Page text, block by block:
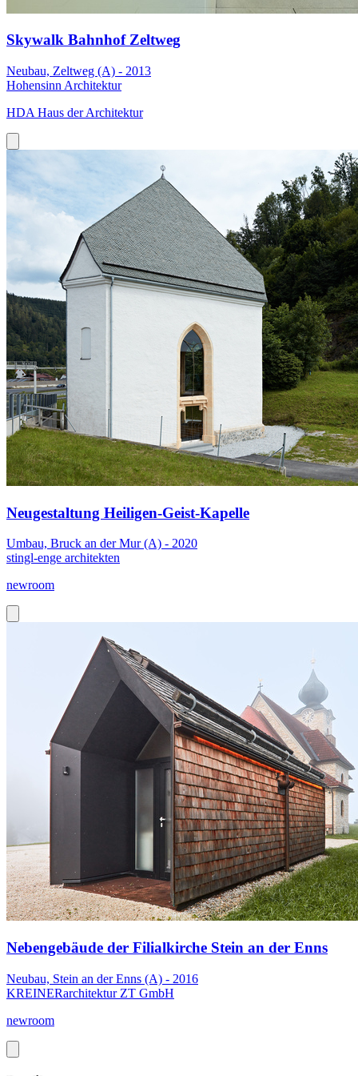
Skywalk Bahnhof Zeltweg
Neubau, Zeltweg (A) - 2013
Hohensinn Architektur
HDA Haus der Architektur
Neugestaltung Heiligen-Geist-Kapelle
Umbau, Bruck an der Mur (A) - 2020
stingl-enge architekten
newroom
Nebengebäude der Filialkirche Stein an der Enns
Neubau, Stein an der Enns (A) - 2016
KREINERarchitektur ZT GmbH
newroom